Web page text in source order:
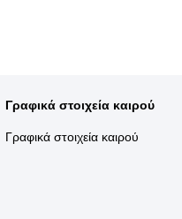
Γραφικά στοιχεία καιρού
Γραφικά στοιχεία καιρού